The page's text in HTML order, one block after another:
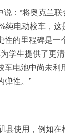
：“将奥克兰
纯电动校车，
性的里程碑是一
学生提供了更
车电池中尚未利
弹性。”
县使用，例如